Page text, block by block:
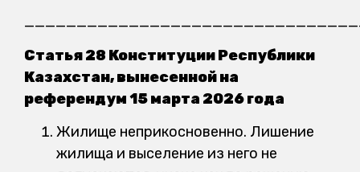
Статья 28 Конституции Республики
Казахстан, вынесенной на
референдум 15 марта 2026 года
Жилище неприкосновенно. Лишение
жилища и выселение из него не